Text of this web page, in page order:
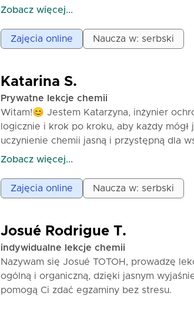
może zainteresować uczniów i sprawić,
zrozumienie materiału, a nie uczenie na
Zobacz więcej...
Zajęcia online Naucza w: serbski
Katarina S.
Prywatne lekcje chemii
Witam!😊 Jestem Katarzyna, inżynier
logicznie i krok po kroku, aby każdy
uczynienie chemii jasną i przystępną dla
zrozumiałe wyjaśnienia.
właściwym podejściu. Sposób pracy:
• Teorię wyjaśniam w prosty i zrozumiały
• Rozwijanie pewności siebie w
• Przygotowanie do kontroli, pisemnych i
wstępnego/małej matury
• Dodatkowe materiały i ćwiczenia
• Interaktywne lekcje dostosowane do
lekcjach:
Zobacz więcej...
Zajęcia online Naucza w: serbski
Josué Rodrigue T.
indywidualne lekcje chemii
Nazywam się Josué TOTOH, prowadzę
ogólną i organiczną, dzięki jasnym
pomogą Ci zdać egzaminy bez stresu.